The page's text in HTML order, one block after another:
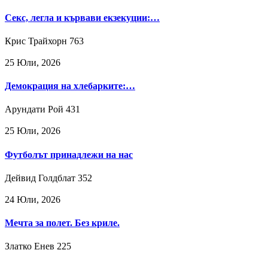
Секс, легла и кървави екзекуции:…
Крис Трайхорн 763
25 Юли, 2026
Демокрация на хлебарките:…
Арундати Рой 431
25 Юли, 2026
Футболът принадлежи на нас
Дейвид Голдблат 352
24 Юли, 2026
Мечта за полет. Без криле.
Златко Енев 225